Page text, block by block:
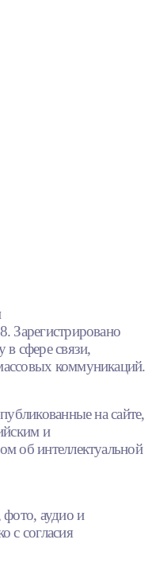
сфере связи,
коммуникаций.
на сайте,
и
об интеллектуальной
аудио и
с согласия